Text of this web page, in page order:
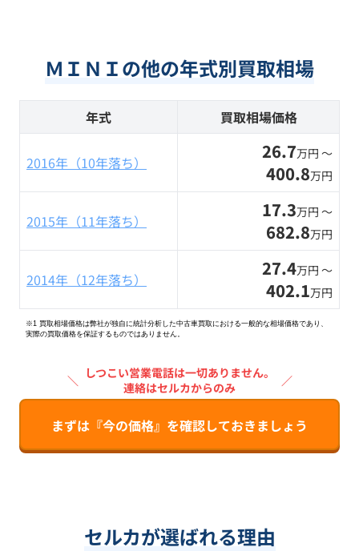
ＭＩＮＩの他の年式別買取相場
年式 買取相場価格
2016年（10年落ち） 26.7万円 〜
400.8万円
2015年（11年落ち） 17.3万円 〜
682.8万円
2014年（12年落ち） 27.4万円 〜
402.1万円
※1 買取相場価格は弊社が独自に統計分析した中古車買取における一般的な相場価格であり、
実際の買取価格を保証するものではありません。
＼
しつこい営業電話は一切ありません。
連絡はセルカからのみ
／
まずは『今の価格』を確認しておきましょう
セルカが選ばれる理由